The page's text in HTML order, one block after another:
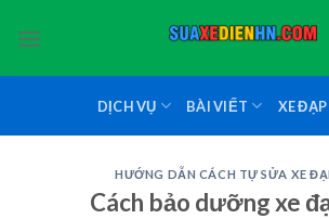
DỊCH VỤ BÀI VIẾT XE
HƯỚNG DẪN CÁCH TỰ SỬA XE
Cách bảo dưỡng xe